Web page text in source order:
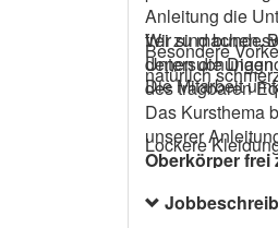
Anleitung die
frei zu machen. Besondere Vorkenntnisse oder körperliche Voraussetzungen sind nicht notwendig! Die
Untersuchungen sind natürlich
Wir sind
denen die
Das Kursthema
unserer
Oberkörper frei
Besondere
natürlich
Die Mitarbeit
Lockere